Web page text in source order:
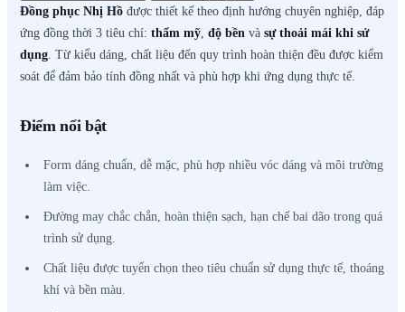
Đồng phục Nhị Hồ được thiết kế theo định hướng chuyên nghiệp, đáp
ứng đồng thời 3 tiêu chí: thẩm mỹ, độ bền và sự thoải mái khi sử
dụng. Từ kiểu dáng, chất liệu đến quy trình hoàn thiện đều được kiểm
soát để đảm bảo tính đồng nhất và phù hợp khi ứng dụng thực tế.
Điểm nổi bật
Form dáng chuẩn, dễ mặc, phù hợp nhiều vóc dáng và môi trường
làm việc.
Đường may chắc chắn, hoàn thiện sạch, hạn chế bai dão trong quá
trình sử dụng.
Chất liệu được tuyển chọn theo tiêu chuẩn sử dụng thực tế, thoáng
khí và bền màu.